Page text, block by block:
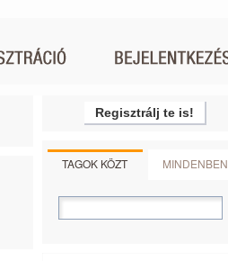
Regisztrálj te is!
TAGOK KÖZT MINDENBEN